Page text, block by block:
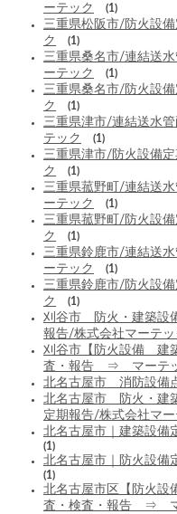
ーテック
(1)
三重県松阪市/防火設
ク
(1)
三重県桑名市/連結送
ーテック
(1)
三重県桑名市/防火設
ク
(1)
三重県津市/連結送水
テック
(1)
三重県津市/防火設備
ク
(1)
三重県菰野町/連結送
ーテック
(1)
三重県菰野町/防火設
ク
(1)
三重県鈴鹿市/連結送
ーテック
(1)
三重県鈴鹿市/防火設
ク
(1)
刈谷市 防火・建築設
報告/株式会社マーテッ
刈谷市【防火設備 建
査・報告 ⇒ マーテ
北名古屋市 消防設備
北名古屋市 防火・建
定期報告/株式会社マー
北名古屋市｜建築設備
(1)
北名古屋市｜防火設備
(1)
北名古屋市区【防火
査・検査・報告 ⇒